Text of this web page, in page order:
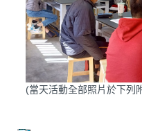
(當天活動全部照片於下列